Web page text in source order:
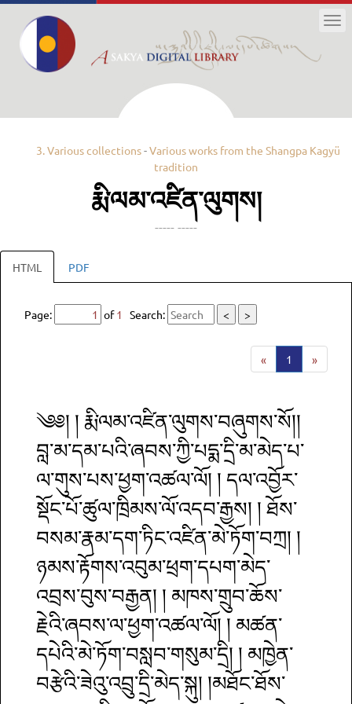
3. Various collections-Various works from the Shangpa Kagyü
tradition
རྨི་ལམ་འཛིན་ལུགས།
----- -----
HTML PDF
Page: of1 Search: < >
« 1 »
༄༅། ། རྨི་ལམ་འཛིན་ལུགས་བཞུགས་སོ།།
བླ་མ་དམ་པའི་ཞབས་ཀྱི་པདྨ་དྲི་མ་མེད་པ་
ལ་གུས་པས་ཕྱག་འཚལ་ལོ། ། དལ་འབྱོར་
སྡོང་པོ་ཚུལ་ཁྲིམས་ལོ་འདབ་རྒྱས། ། ཐོས་
བསམ་རྣམ་དག་ཏིང་འཛིན་མེ་ཏོག་བཀྲ། །
ཉམས་རྟོགས་འབུམ་ཕྲག་དཔག་མེད་
འབྲས་བུས་བརྒྱན། ། མཁས་གྲུབ་ཆོས་
རྗེའི་ཞབས་ལ་ཕྱག་འཚལ་ལོ། ། མཚན་
དཔེའི་མེ་ཏོག་བསླབ་གསུམ་དྲི། ། མཁྱེན་
བརྩེའི་ཟེའུ་འབྲུ་དྲི་མེད་སྐུ། །མཐོང་ཐོས་